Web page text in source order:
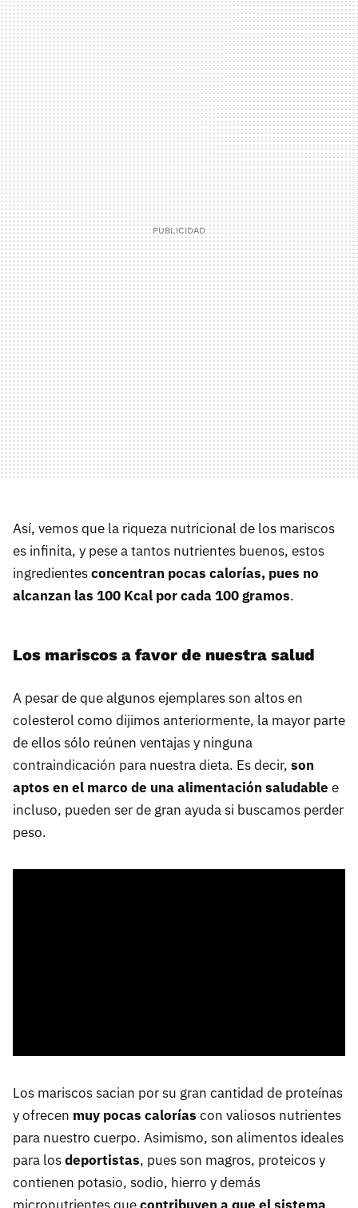
Así, vemos que la riqueza nutricional de los mariscos
es infinita, y pese a tantos nutrientes buenos, estos
ingredientesconcentran pocas calorías, pues no
alcanzan las 100 Kcal por cada 100 gramos.
Los mariscos a favor de nuestra salud
A pesar de que algunos ejemplares son altos en
colesterol como dijimos anteriormente, la mayor parte
de ellos sólo reúnen ventajas y ninguna
contraindicación para nuestra dieta. Es decir, son
aptos en el marco de una alimentación saludable e
incluso, pueden ser de gran ayuda si buscamos perder
peso.
Los mariscos sacian por su gran cantidad de proteínas
y ofrecen muy pocas calorías con valiosos nutrientes
para nuestro cuerpo. Asimismo, son alimentos ideales
para losdeportistas, pues son magros, proteicos y
contienen potasio, sodio, hierro y demás